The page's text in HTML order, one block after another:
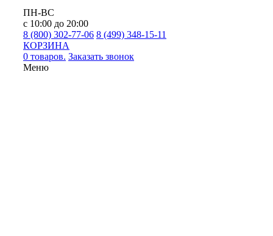
ПН-ВС
с 10:00 до 20:00
8 (800) 302-77-06 8 (499) 348-15-11
КОРЗИНА
0 товаров. Заказать звонок
Меню